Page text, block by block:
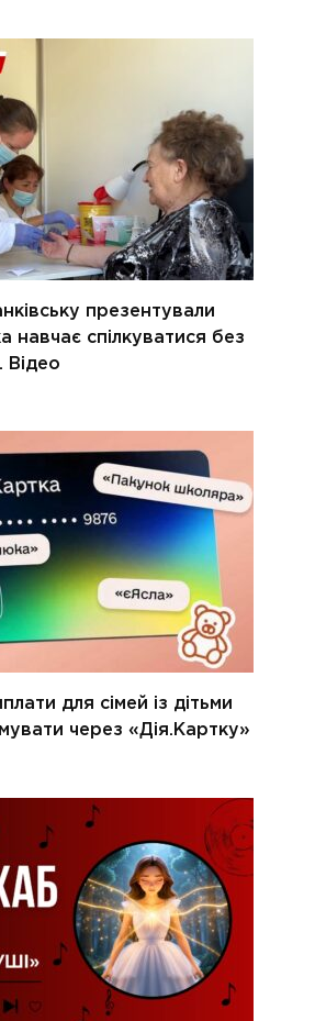
презентували
навчає спілкуватися без
Відео
для сімей із дітьми
через «Дія.Картку»